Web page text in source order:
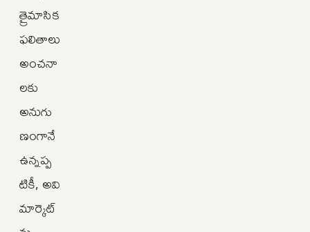
త్రైమాసిక
ఫలితాలు
అంచనా
లకు
అనుగు
ణంగానే
ఉన్నప్ప
టికీ, అవి
మార్కెట్‌